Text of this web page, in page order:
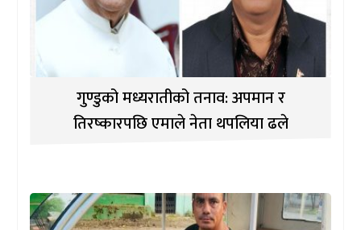
गुण्डुको मध्यरातीको तनाव: अपमान र
तिरष्कारपछि एमाले नेता थपलिया ढले